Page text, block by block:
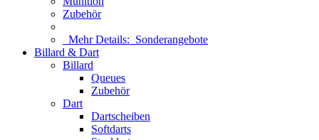
Zubehör
Mehr Details: Sonderangebote
Billard & Dart
Billard
Queues
Zubehör
Dart
Dartscheiben
Softdarts